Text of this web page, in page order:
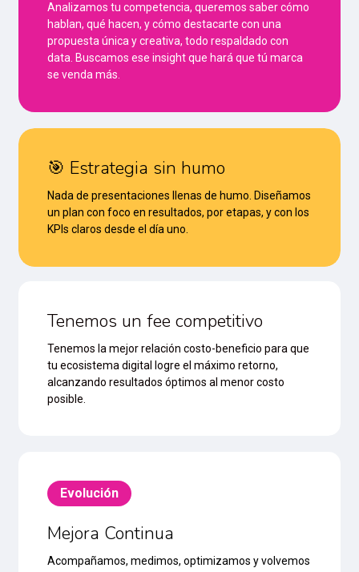
Analizamos tu competencia, queremos saber cómo
hablan, qué hacen, y cómo destacarte con una
propuesta única y creativa, todo respaldado con
data. Buscamos ese insight que hará que tú marca
se venda más.
🎯 Estrategia sin humo
Nada de presentaciones llenas de humo. Diseñamos
un plan con foco en resultados, por etapas, y con los
KPIs claros desde el día uno.
Tenemos un fee competitivo
Tenemos la mejor relación costo-beneficio para que
tu ecosistema digital logre el máximo retorno,
alcanzando resultados óptimos al menor costo
posible.
Evolución
Mejora Continua
Acompañamos, medimos, optimizamos y volvemos